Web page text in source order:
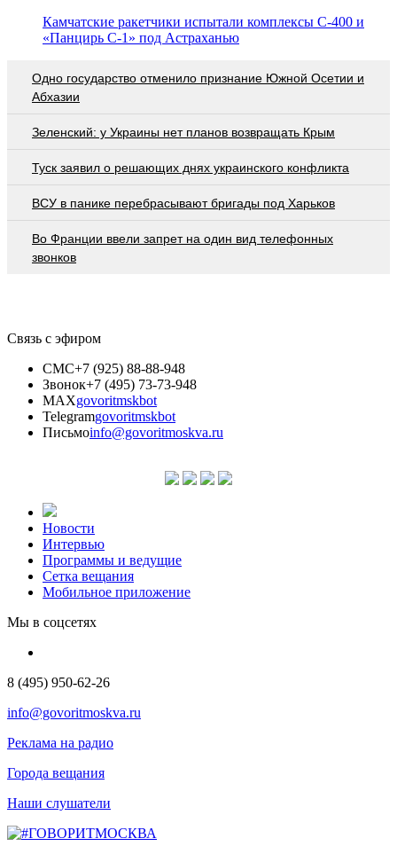
Камчатские ракетчики испытали комплексы С-400 и
«Панцирь С-1» под Астраханью
Одно государство отменило признание Южной Осетии и
Абхазии
Зеленский: у Украины нет планов возвращать Крым
Туск заявил о решающих днях украинского конфликта
ВСУ в панике перебрасывают бригады под Харьков
Во Франции ввели запрет на один вид телефонных
звонков
Связь с эфиром
СМС+7 (925) 88-88-948
Звонок+7 (495) 73-73-948
MAXgovoritmskbot
Telegramgovoritmskbot
Письмоinfo@govoritmoskva.ru
Новости
Интервью
Программы и ведущие
Сетка вещания
Мобильное приложение
Мы в соцсетях
8 (495) 950-62-26
info@govoritmoskva.ru
Реклама на радио
Города вещания
Наши слушатели